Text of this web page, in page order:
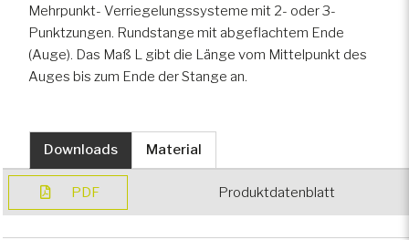
Spezialfahrzeuge
Mehrpunkt- Verriegelungssysteme mit 2- oder 3-
Punktzungen. Rundstange mit abgeflachtem Ende
(Auge). Das Maß L gibt die Länge vom Mittelpunkt des
Auges bis zum Ende der Stange an.
Downloads Material
PDF Produktdatenblatt